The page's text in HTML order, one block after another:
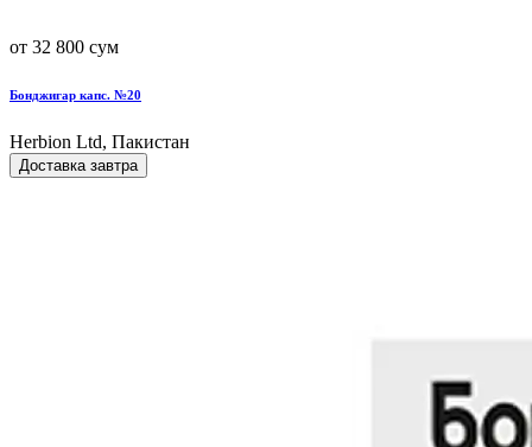
от 32 800 сум
Бонджигар капс. №20
Herbion Ltd, Пакистан
Доставка завтра